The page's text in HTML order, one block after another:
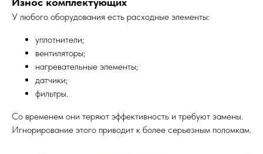
У любого оборудования есть расходные элементы:
уплотнители;
вентиляторы;
нагревательные элементы;
датчики;
фильтры.
Со временем они теряют эффективность и требуют замены.
Игнорирование этого приводит к более серьезным поломкам.